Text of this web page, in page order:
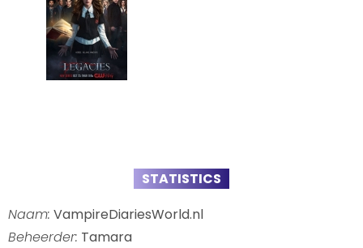
STATISTICS
Naam: VampireDiariesWorld.nl
Beheerder: Tamara